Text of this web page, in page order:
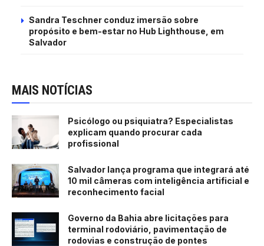
MAIS NOTÍCIAS
Psicólogo ou psiquiatra? Especialistas
explicam quando procurar cada
profissional
Salvador lança programa que integrará até
10 mil câmeras com inteligência artificial e
reconhecimento facial
Governo da Bahia abre licitações para
terminal rodoviário, pavimentação de
rodovias e construção de pontes
Sandra Teschner conduz imersão sobre
propósito e bem-estar no Hub Lighthouse, em
Salvador